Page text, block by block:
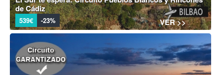
de Cádiz
539€ -23% VER >>